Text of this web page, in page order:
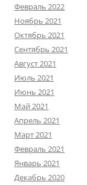
Февраль 2022
Ноябрь 2021
Октябрь 2021
Сентябрь 2021
Август 2021
Июль 2021
Июнь 2021
Май 2021
Апрель 2021
Март 2021
Февраль 2021
Январь 2021
Декабрь 2020